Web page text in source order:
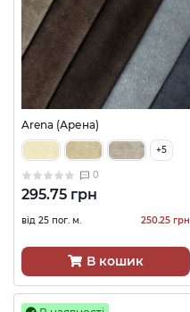
Arena (Арена)
+5
0
295.75 грн
від 25 пог. м. 250.25 грн
В кошик